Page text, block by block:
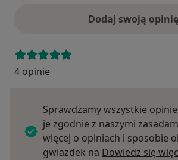
Dodaj swoją opinię
4 opinie
Sprawdzamy wszystkie
je zgodnie z naszymi
więcej o opiniach i sposobie
gwiazdek na Dowiedz się